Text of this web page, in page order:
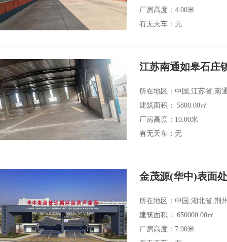
厂房高度：4.00米
有无天车：无
江苏南通如皋石庄
所在地区：中国,江苏省,南
建筑面积： 5800.00㎡
厂房高度：10.00米
有无天车：无
金茂源(华中)表面
所在地区：中国,湖北省,荆
建筑面积： 650000.00㎡
厂房高度：7.90米